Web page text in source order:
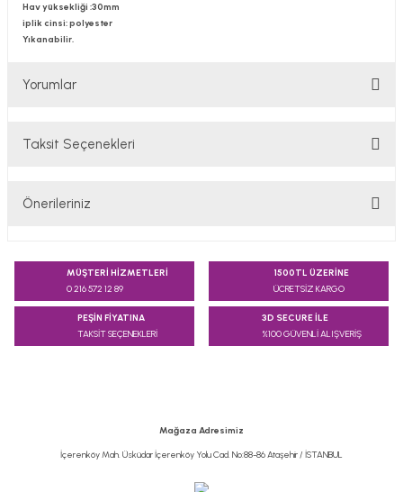
Hav yüksekliği :30mm
iplik cinsi: polyester
Yıkanabilir.
Yorumlar
Taksit Seçenekleri
Önerileriniz
konularda yetersiz gördüğünüz noktaları öneri formunu
kullanarak tarafımıza iletebilirsiniz.
Ürün resmi kalitesiz, bozuk veya görüntülenemiyor.
MÜŞTERİ HİZMETLERİ
0 216 572 12 89
1500TL ÜZERİNE
ÜCRETSİZ KARGO
PEŞİN FİYATINA
TAKSİT SEÇENEKLERİ
3D SECURE İLE
%100 GÜVENLİ ALIŞVERİŞ
Mağaza Adresimiz
İçerenköy Mah. Üsküdar İçerenköy Yolu Cad. No:88-86 Ataşehir / İSTANBUL